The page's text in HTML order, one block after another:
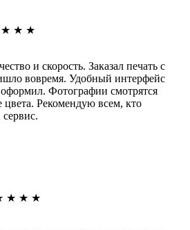
★ ★ ★
и скорость. Заказал печать с
вовремя. Удобный интерфейс
оформил. Фотографии смотрятся
Рекомендую всем, кто
★ ★ ★